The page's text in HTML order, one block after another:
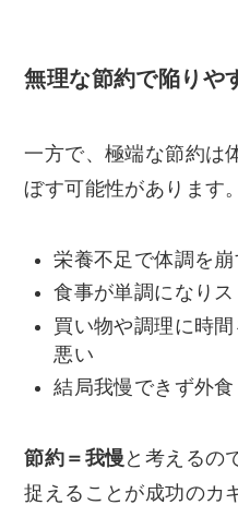
無理な節約で陥りや
一方で、極端な節約は
ぼす可能性があります。
栄養不足で体調を崩
食事が単調になり
買い物や調理に時
悪い
結局我慢できず外
節約＝我慢 と考えるの
捉えることが成功のカ